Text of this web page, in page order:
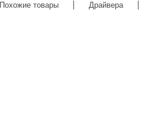
Похожие товары Драйвера